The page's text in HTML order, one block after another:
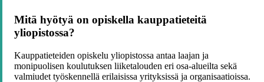
Mitä hyötyä on opiskella kauppatieteitä
yliopistossa?
Kauppatieteiden opiskelu yliopistossa antaa laajan ja
monipuolisen koulutuksen liiketalouden eri osa-alueilta sekä
valmiudet työskennellä erilaisissa yrityksissä ja organisaatioissa.